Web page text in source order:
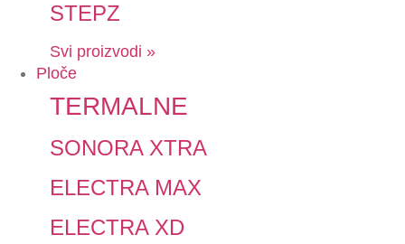
STEPZ
Svi proizvodi »
Ploče
TERMALNE
SONORA XTRA
ELECTRA MAX
ELECTRA XD